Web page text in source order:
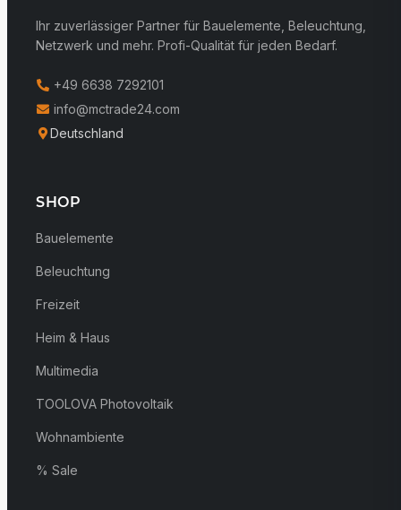
Ihr zuverlässiger Partner für Bauelemente, Beleuchtung,
Netzwerk und mehr. Profi-Qualität für jeden Bedarf.
+49 6638 7292101
info@mctrade24.com
Deutschland
SHOP
Bauelemente
Beleuchtung
Freizeit
Heim & Haus
Multimedia
TOOLOVA Photovoltaik
Wohnambiente
% Sale